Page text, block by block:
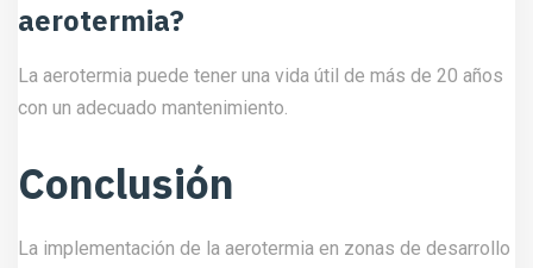
aerotermia?
La aerotermia puede tener una vida útil de más de 20 años
con un adecuado mantenimiento.
Conclusión
La implementación de la aerotermia en zonas de desarrollo